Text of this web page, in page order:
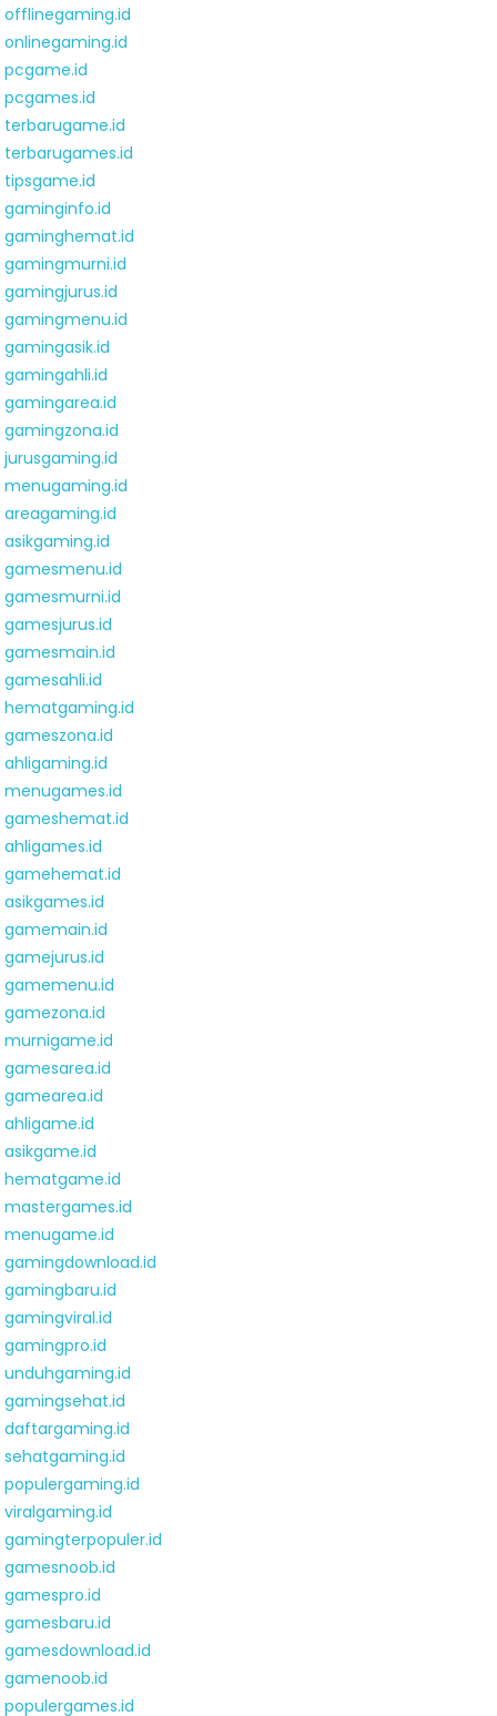
offlinegaming.id
onlinegaming.id
pcgame.id
pcgames.id
terbarugame.id
terbarugames.id
tipsgame.id
gaminginfo.id
gaminghemat.id
gamingmurni.id
gamingjurus.id
gamingmenu.id
gamingasik.id
gamingahli.id
gamingarea.id
gamingzona.id
jurusgaming.id
menugaming.id
areagaming.id
asikgaming.id
gamesmenu.id
gamesmurni.id
gamesjurus.id
gamesmain.id
gamesahli.id
hematgaming.id
gameszona.id
ahligaming.id
menugames.id
gameshemat.id
ahligames.id
gamehemat.id
asikgames.id
gamemain.id
gamejurus.id
gamemenu.id
gamezona.id
murnigame.id
gamesarea.id
gamearea.id
ahligame.id
asikgame.id
hematgame.id
mastergames.id
menugame.id
gamingdownload.id
gamingbaru.id
gamingviral.id
gamingpro.id
unduhgaming.id
gamingsehat.id
daftargaming.id
sehatgaming.id
populergaming.id
viralgaming.id
gamingterpopuler.id
gamesnoob.id
gamespro.id
gamesbaru.id
gamesdownload.id
gamenoob.id
populergames.id